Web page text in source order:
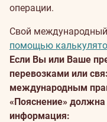
операции.
Свой
помощью
Если Вы или Ваше
перевозками или
международным
«Пояснение»
информация: